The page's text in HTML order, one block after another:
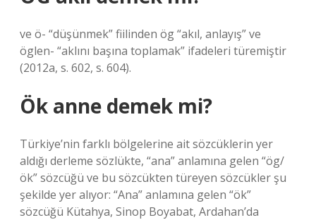
ve ö- “düşünmek” fiilinden ög “akıl, anlayış” ve
öglen- “aklını başına toplamak” ifadeleri türemiştir
(2012a, s. 602, s. 604).
Ök anne demek mi?
Türkiye’nin farklı bölgelerine ait sözcüklerin yer
aldığı derleme sözlükte, “ana” anlamına gelen “ög/
ök” sözcüğü ve bu sözcükten türeyen sözcükler şu
şekilde yer alıyor: “Ana” anlamına gelen “ök”
sözcüğü Kütahya, Sinop Boyabat, Ardahan’da